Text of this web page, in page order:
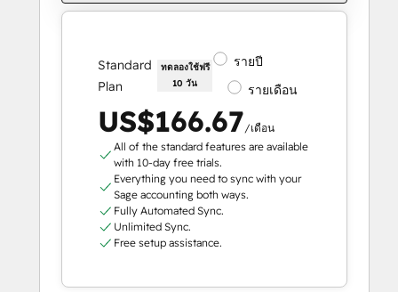
Standard
Plan
ทดลองใช้ฟรี
10 วัน
รายปี
รายเดือน
US$166.67/เดือน
All of the standard features are available
with 10-day free trials.
Everything you need to sync with your
Sage accounting both ways.
Fully Automated Sync.
Unlimited Sync.
Free setup assistance.